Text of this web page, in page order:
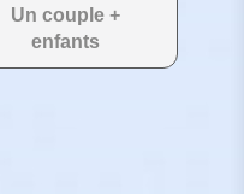
Un couple +
enfants